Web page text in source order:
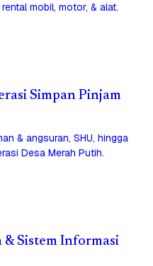
mobil, motor, & alat.
Simpan Pinjam
& angsuran, SHU, hingga
Desa Merah Putih.
& Sistem Informasi